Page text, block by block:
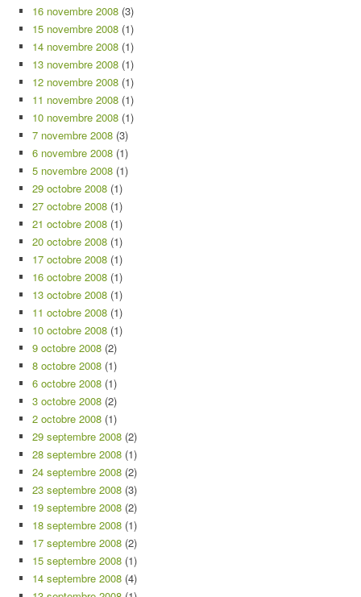
16 novembre 2008 (3)
15 novembre 2008 (1)
14 novembre 2008 (1)
13 novembre 2008 (1)
12 novembre 2008 (1)
11 novembre 2008 (1)
10 novembre 2008 (1)
7 novembre 2008 (3)
6 novembre 2008 (1)
5 novembre 2008 (1)
29 octobre 2008 (1)
27 octobre 2008 (1)
21 octobre 2008 (1)
20 octobre 2008 (1)
17 octobre 2008 (1)
16 octobre 2008 (1)
13 octobre 2008 (1)
11 octobre 2008 (1)
10 octobre 2008 (1)
9 octobre 2008 (2)
8 octobre 2008 (1)
6 octobre 2008 (1)
3 octobre 2008 (2)
2 octobre 2008 (1)
29 septembre 2008 (2)
28 septembre 2008 (1)
24 septembre 2008 (2)
23 septembre 2008 (3)
19 septembre 2008 (2)
18 septembre 2008 (1)
17 septembre 2008 (2)
15 septembre 2008 (1)
14 septembre 2008 (4)